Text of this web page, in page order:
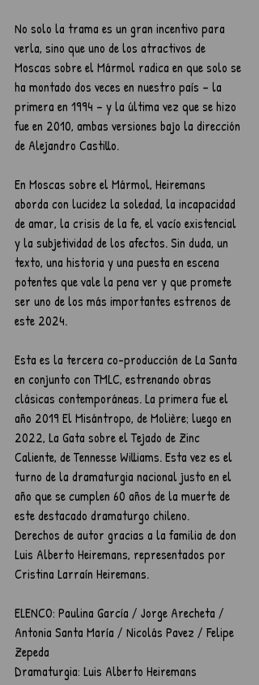
No solo la trama es un gran incentivo para
verla, sino que uno de los atractivos de
Moscas sobre el Mármol radica en que solo se
ha montado dos veces en nuestro país – la
primera en 1994 – y la última vez que se hizo
fue en 2010, ambas versiones bajo la dirección
de Alejandro Castillo.
En Moscas sobre el Mármol, Heiremans
aborda con lucidez la soledad, la incapacidad
de amar, la crisis de la fe, el vacío existencial
y la subjetividad de los afectos. Sin duda, un
texto, una historia y una puesta en escena
potentes que vale la pena ver y que promete
ser uno de los más importantes estrenos de
este 2024.
Esta es la tercera co-producción de La Santa
en conjunto con TMLC, estrenando obras
clásicas contemporáneas. La primera fue el
año 2019 El Misántropo, de Molière; luego en
2022, La Gata sobre el Tejado de Zinc
Caliente, de Tennesse Williams. Esta vez es el
turno de la dramaturgia nacional justo en el
año que se cumplen 60 años de la muerte de
este destacado dramaturgo chileno.
Derechos de autor gracias a la familia de don
Luis Alberto Heiremans, representados por
Cristina Larraín Heiremans.
ELENCO: Paulina García / Jorge Arecheta /
Antonia Santa María / Nicolás Pavez / Felipe
Zepeda
Dramaturgia: Luis Alberto Heiremans